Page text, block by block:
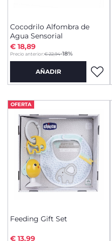
Cocodrilo Alfombra de
Agua Sensorial
Precio anterior:€ 22,94-18%
to
€ 18,89
AÑADIR
OFERTA
Feeding Gift Set
€ 13,99